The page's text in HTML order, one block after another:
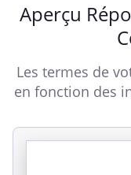
Aperçu
Les termes de
en fonction des